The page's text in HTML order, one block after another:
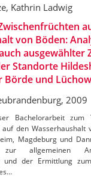
Kathrin Ladwig
von Böden:
ausgewählter
Standorte
Börde und
2009
Bachelorarbeit zum
den Wasserhaushalt
Magdeburg und
allgemeinen
und der Ermittlung